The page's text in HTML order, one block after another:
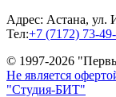
Адрес: Астана, ул.
Тел:+7 (7172) 73-
© 1997-2026
Не является
"Студия-БИТ"